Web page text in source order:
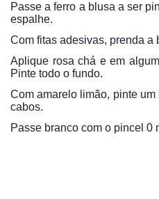
Passe a ferro a blusa a ser
espalhe.
Com fitas adesivas, prenda a
Aplique rosa chá e em
Pinte todo o fundo.
Com amarelo limão, pinte
cabos.
Passe branco com o pincel 0